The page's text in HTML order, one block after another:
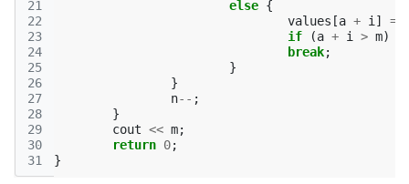
21
22
23
24
25
26
27
28
29
30
31
else {
values [a + i ] =
if
(a + i > m)
break;
}
}
n-- ;
}
cout << m;
return 0;
}